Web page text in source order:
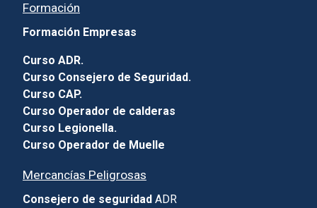
Formación
Formación Empresas
Curso ADR.
Curso Consejero de Seguridad.
Curso CAP.
Curso Operador de calderas
Curso Legionella.
Curso Operador de Muelle
Mercancías Peligrosas
Consejero de seguridad ADR